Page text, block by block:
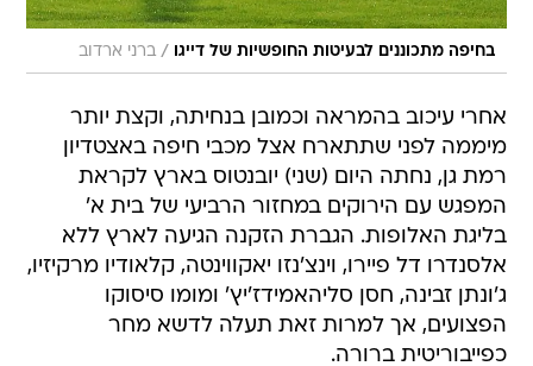
בחיפה מתכוננים לבעיטות החופשיות של דייגו / ברני ארדוב
אחרי עיכוב בהמראה וכמובן בנחיתה, וקצת יותר
מיממה לפני שתתארח אצל מכבי חיפה באצטדיון
רמת גן, נחתה היום (שני) יובנטוס בארץ לקראת
המפגש עם הירוקים במחזור הרביעי של בית א'
בליגת האלופות. הגברת הזקנה הגיעה לארץ ללא
אלסנדרו דל פיירו, וינצ'נזו יאקווינטה, קלאודיו מרקיזיו,
ג'ונתן זבינה, חסן סליהאמידז'יץ' ומומו סיסוקו
הפצועים, אך למרות זאת תעלה לדשא מחר
כפייבוריטית ברורה.